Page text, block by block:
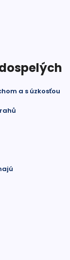
a s úzkosťou